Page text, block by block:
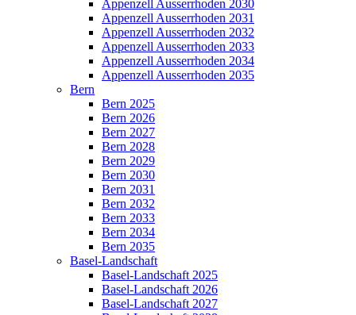
Appenzell Ausserrhoden 2030
Appenzell Ausserrhoden 2031
Appenzell Ausserrhoden 2032
Appenzell Ausserrhoden 2033
Appenzell Ausserrhoden 2034
Appenzell Ausserrhoden 2035
Bern
Bern 2025
Bern 2026
Bern 2027
Bern 2028
Bern 2029
Bern 2030
Bern 2031
Bern 2032
Bern 2033
Bern 2034
Bern 2035
Basel-Landschaft
Basel-Landschaft 2025
Basel-Landschaft 2026
Basel-Landschaft 2027